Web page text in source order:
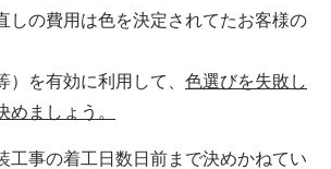
しの費用は色を決定されてたお客様の
）を有効に利用して、 色選びを失敗し
めましょう。
工事の着工日数日前まで決めかねてい